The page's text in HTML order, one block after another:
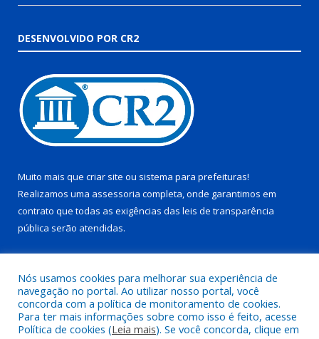
DESENVOLVIDO POR CR2
Muito mais que criar site ou sistema para prefeituras!
Realizamos uma assessoria completa, onde garantimos em
contrato que todas as exigências das leis de transparência
pública serão atendidas.
Todos os direitos reservados a Prefeitura Municipal de Juruti.
Nós usamos cookies para melhorar sua experiência de
navegação no portal. Ao utilizar nosso portal, você
concorda com a política de monitoramento de cookies.
Para ter mais informações sobre como isso é feito, acesse
Política de cookies (Leia mais). Se você concorda, clique em